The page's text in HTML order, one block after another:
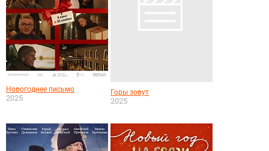
Новогоднее письмо
2025
Горы зовут
2025